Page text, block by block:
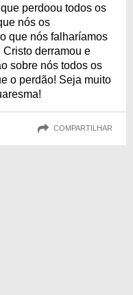
perdoou todos os
nós os
que nós falharíamos
derramou e
sobre nós todos os
o perdão! Seja muito
COMPARTILHAR